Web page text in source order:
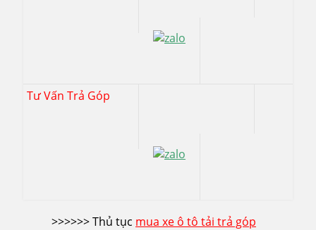
Tư Vấn Trả Góp
>>>>>> Thủ tục mua xe ô tô tải trả góp